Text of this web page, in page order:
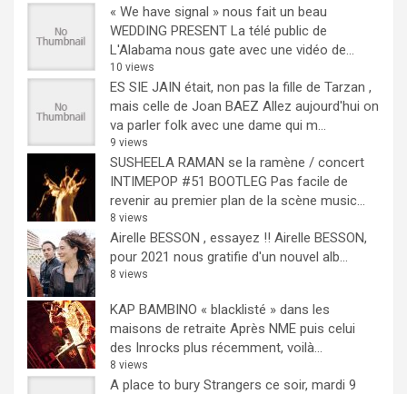
« We have signal » nous fait un beau
WEDDING PRESENT La télé public de
L'Alabama nous gate avec une vidéo de...
10 views
ES SIE JAIN était, non pas la fille de Tarzan ,
mais celle de Joan BAEZ Allez aujourd'hui on
va parler folk avec une dame qui m...
9 views
SUSHEELA RAMAN se la ramène / concert
INTIMEPOP #51 BOOTLEG Pas facile de
revenir au premier plan de la scène music...
8 views
Airelle BESSON , essayez !! Airelle BESSON,
pour 2021 nous gratifie d'un nouvel alb...
8 views
KAP BAMBINO « blacklisté » dans les
maisons de retraite Après NME puis celui
des Inrocks plus récemment, voilà...
8 views
A place to bury Strangers ce soir, mardi 9